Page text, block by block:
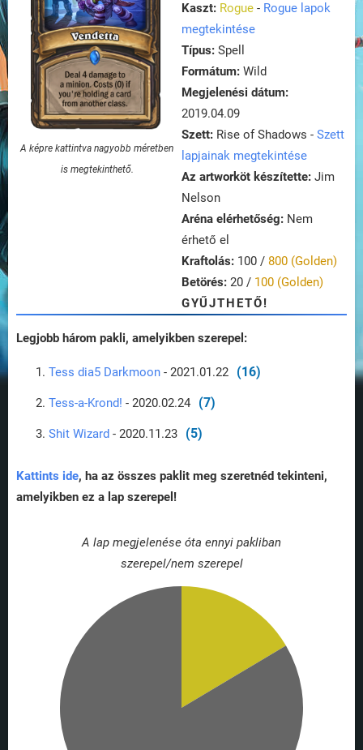
A képre kattintva nagyobb méretben
is megtekinthető.
Kaszt: Rogue - Rogue lapok
megtekintése
Típus: Spell
Formátum: Wild
Megjelenési dátum:
2019.04.09
Szett: Rise of Shadows - Szett
lapjainak megtekintése
Az artworköt készítette: Jim
Nelson
Aréna elérhetőség: Nem
érhető el
Kraftolás: 100 / 800 (Golden)
Betörés: 20 / 100 (Golden)
GYŰJTHETŐ!
Legjobb három pakli, amelyikben szerepel:
Tess dia5 Darkmoon - 2021.01.22 (16)
Tess-a-Krond! - 2020.02.24 (7)
Shit Wizard - 2020.11.23 (5)
Kattints ide, ha az összes paklit meg szeretnéd tekinteni,
amelyikben ez a lap szerepel!
A lap megjelenése óta ennyi pakliban
szerepel/nem szerepel